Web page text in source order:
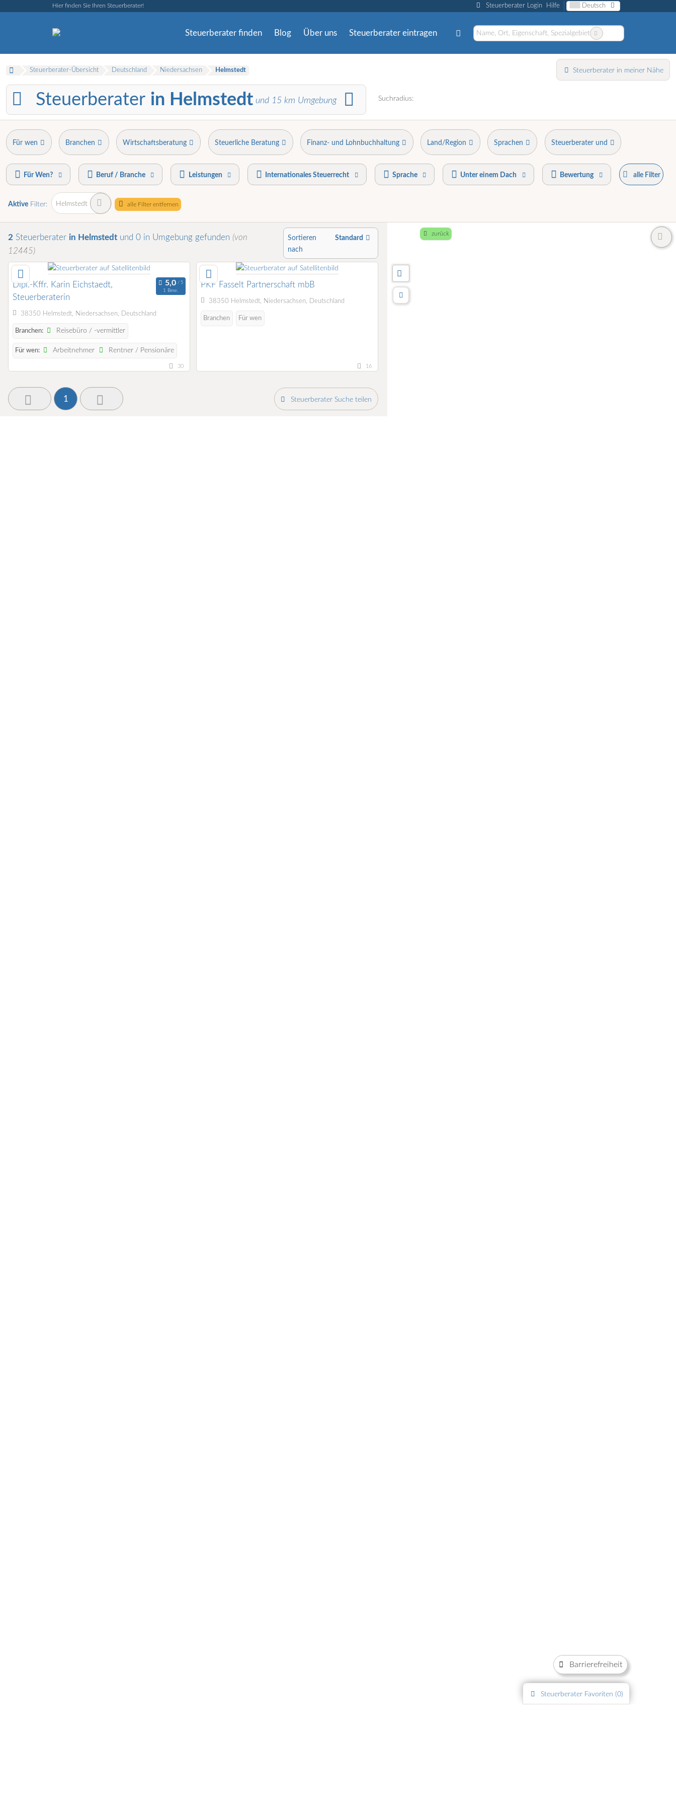
Hier finden Sie Ihren Steuerberater!
Barrierefreiheit
Steuerberater Login Hilfe Deutsch
Steuerberater finden Blog Über uns Steuerberater eintragen
Steuerberater-Übersicht Deutschland Niedersachsen Helmstedt Steuerberater in meiner Nähe
Steuerberater in Helmstedt und 15 km Umgebung Suchradius:
Für wen Branchen Wirtschaftsberatung Steuerliche Beratung Finanz- und Lohnbuchhaltung Land/Region Sprachen Steuerberater und
Für Wen? Beruf / Branche Leistungen Internationales Steuerrecht Sprache Unter einem Dach Bewertung alle Filter
Aktive Filter: Helmstedt alle Filter entfernen
2 Steuerberater in Helmstedt und 0 in Umgebung gefunden (von
12445)
Sortieren
nach
Standard
Dipl.-Kffr. Karin Eichstaedt,
Steuerberaterin
1 Bew.
38350 Helmstedt, Niedersachsen, Deutschland
Branchen: Reisebüro / -vermittler
Für wen: Arbeitnehmer Rentner / Pensionäre
30
PKF Fasselt Partnerschaft mbB
38350 Helmstedt, Niedersachsen, Deutschland
Branchen Für wen
16
1 Steuerberater Suche teilen
Steuerberater Favoriten (0)
zurück